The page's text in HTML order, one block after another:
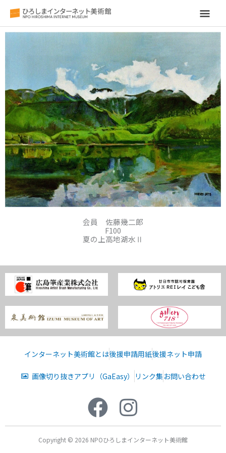
メ
イ
ン
メ
ニ
ュ
ー
会員 佐藤幾二郎
F100
夏の上高地湖水Ⅱ
インターネット美術館とは後援申請用紙後援ネット申請
画像切り抜きアプリ（GaEasy） リンク集 お問い合わせ
Copyright © 2026 NPOひろしまインターネット美術館